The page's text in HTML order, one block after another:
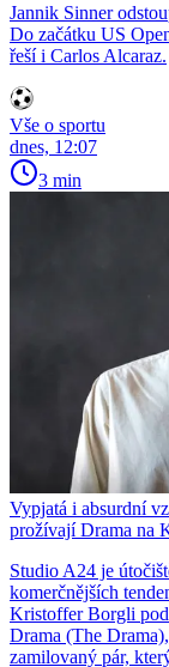
Jannik Sinner
Do začátku US
řeší i Carlos Alcaraz.
Vše o sportu
dnes, 12:07
3 min
Vypjatá i absurdní
prožívají Drama na
Studio A24 je
komerčnějších
Kristoffer Borgli
Drama (The
zamilovaný pár,